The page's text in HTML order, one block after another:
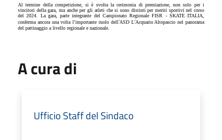
Al termine della competizione, si è svolta la cerimonia di premiazione, non solo per i
vincitori della gara, ma anche per gli atleti che si sono distinti per meriti sportivi nel corso
del 2024. La gara, parte integrante del Campionato Regionale FISR - SKATE ITALIA,
conferma ancora una volta l’importante ruolo dell’ASD L’Acquario Altopascio nel panorama
del pattinaggio a livello regionale e nazionale.
A cura di
Ufficio Staff del Sindaco